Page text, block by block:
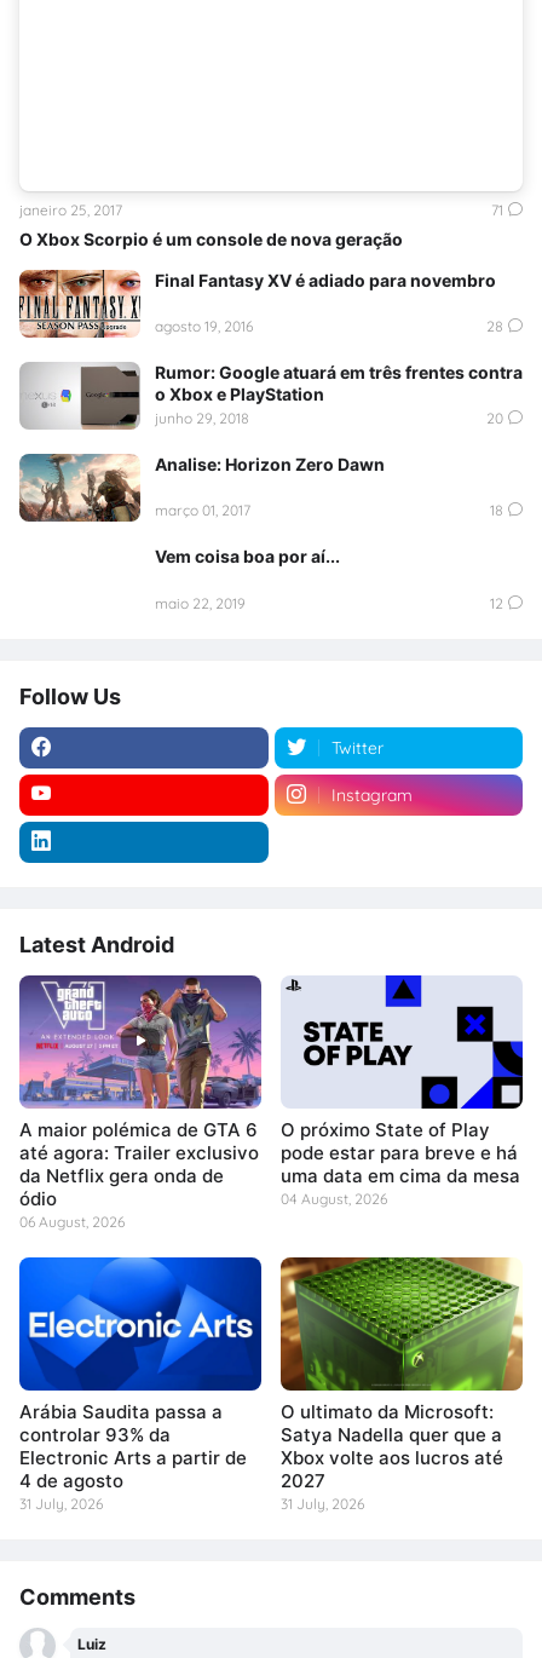
O Xbox Scorpio é um console de nova geração
janeiro 25, 2017 71
Final Fantasy XV é adiado para novembro
agosto 19, 2016 28
Rumor: Google atuará em três frentes contra
o Xbox e PlayStation
junho 29, 2018 20
Analise: Horizon Zero Dawn
março 01, 2017 18
Vem coisa boa por aí...
maio 22, 2019 12
Follow Us
Twitter
Instagram
Latest Android
A maior polémica de GTA 6
até agora: Trailer exclusivo
da Netflix gera onda de
ódio
06 August, 2026
O próximo State of Play
pode estar para breve e há
uma data em cima da mesa
04 August, 2026
Arábia Saudita passa a
controlar 93% da
Electronic Arts a partir de
4 de agosto
31 July, 2026
O ultimato da Microsoft:
Satya Nadella quer que a
Xbox volte aos lucros até
2027
31 July, 2026
Comments
Luiz